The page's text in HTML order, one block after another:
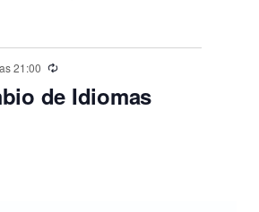
21:00
de Idiomas